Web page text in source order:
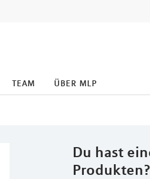
team über mlp
Du hast
Produkten?